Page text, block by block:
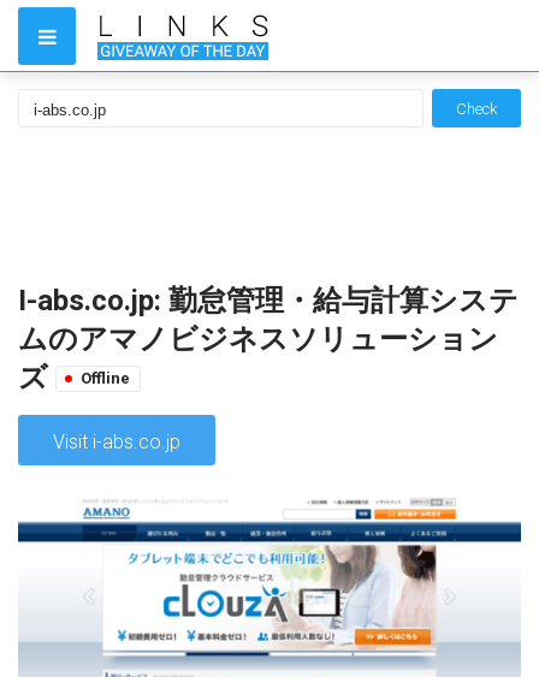
Check
I-abs.co.jp: 勤怠管理・給与計算システ
ムのアマノビジネスソリューション
ズ
Offline
Visit i-abs.co.jp